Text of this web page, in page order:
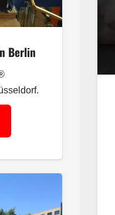
Berlin